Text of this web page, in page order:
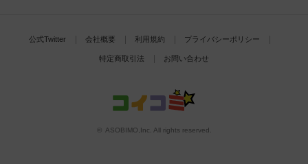
公式Twitter 会社概要 利用規約 プライバシーポリシー
特定商取引法 お問い合わせ
© ASOBIMO,Inc. All rights reserved.